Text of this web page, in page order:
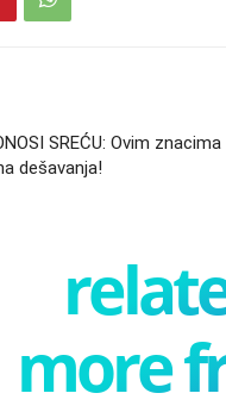
SREĆU: Ovim znacima
dešavanja!
more